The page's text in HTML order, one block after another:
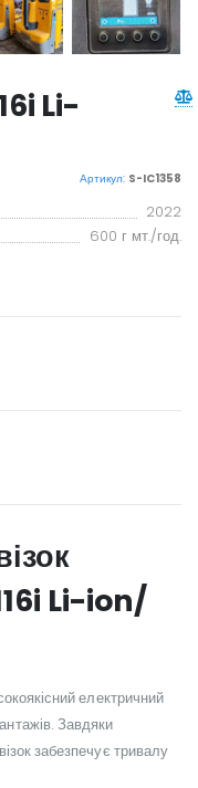
Li-
Артикул: S-IC1358
2022
600 г мт./год.
Li-ion/
електричний
Завдяки
забезпечує тривалу